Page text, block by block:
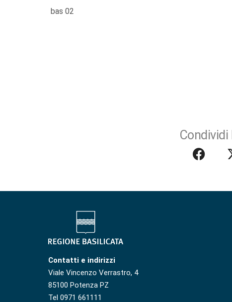
bas 02
Contatti e indirizzi
Viale Vincenzo Verrastro, 4
85100 Potenza PZ
Tel 0971 661111